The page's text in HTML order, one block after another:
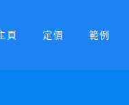
頁 定價 範例